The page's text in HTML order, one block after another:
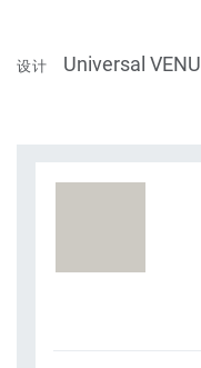
设计 Universal